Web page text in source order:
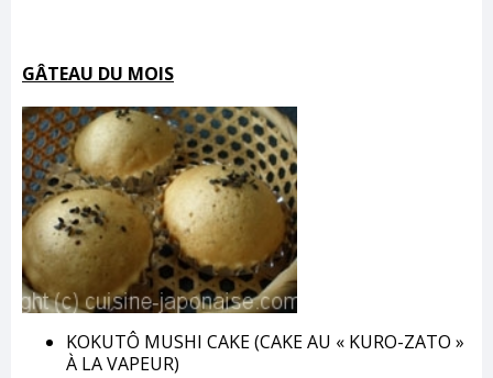
GÂTEAU DU MOIS
KOKUTÔ MUSHI CAKE (CAKE AU « KURO-ZATO »
À LA VAPEUR)